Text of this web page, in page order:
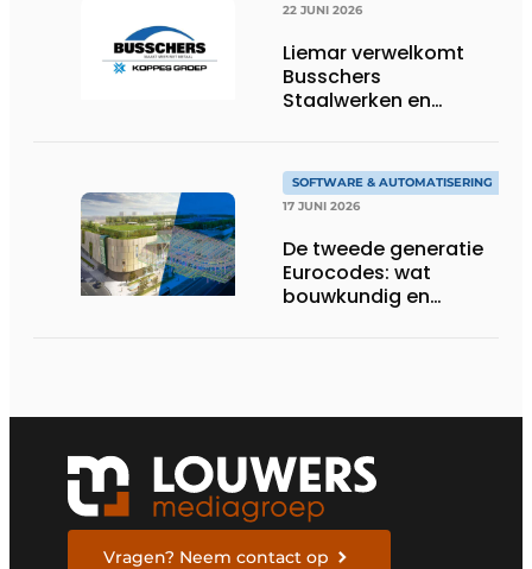
22 JUNI 2026
Liemar verwelkomt
Busschers
Staalwerken en
SOFTWARE & AUTOMATISERING
17 JUNI 2026
De tweede generatie
Eurocodes: wat
bouwkundig en
Vragen? Neem contact op